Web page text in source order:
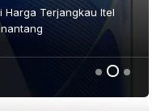
Harga Terjangkau Itel